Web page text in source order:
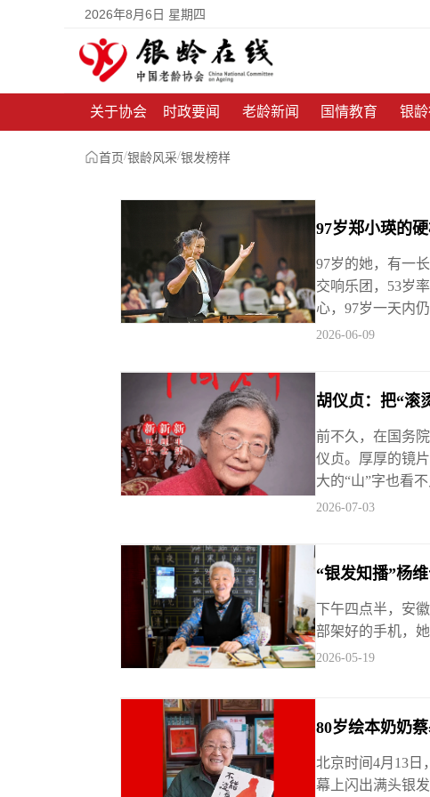
2026年8月6日 星期四
关于协会 时政要闻 老龄新闻 国情教育 银
首页/银龄风采/银发榜样
97岁郑小瑛的
97岁的她，有一
交响乐团，53岁
心，97岁一天内
2026-06-09
胡仪贞：把“滚
前不久，在国务
仪贞。厚厚的镜
大的“山”字也看
2026-07-03
“银发知播”杨
下午四点半，安
部架好的手机，
2026-05-19
80岁绘本奶奶
北京时间4月13日
幕上闪出满头银